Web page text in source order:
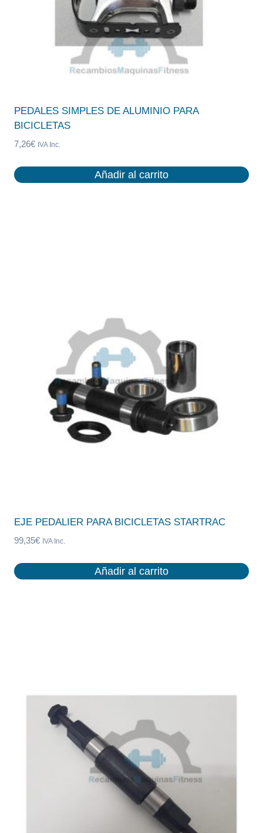
PEDALES SIMPLES DE ALUMINIO PARA
BICICLETAS
7,26€ IVA Inc.
Añadir al carrito
EJE PEDALIER PARA BICICLETAS STARTRAC
99,35€ IVA Inc.
Añadir al carrito